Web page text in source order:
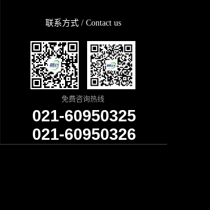
联系方式 / Contact us
免费咨询热线
021-60950325
021-60950326